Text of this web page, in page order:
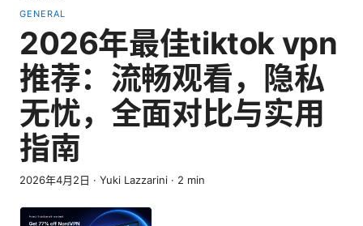
GENERAL
2026年最佳tiktok vpn
推荐：流畅观看，隐私
无忧，全面对比与实用
指南
2026年4月2日 · Yuki Lazzarini · 2 min